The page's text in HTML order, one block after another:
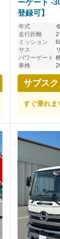
ーゲート -
登録可】
年式
走行距離
2
ミッション
サス
パワーゲート
車検
サブスク
すぐ乗れま